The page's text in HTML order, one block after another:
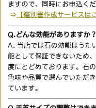
ますので、同時にお申込くだ
⇒ 【鑑別書作成サービスは
Q.どんな効能がありますか？
A. 当店では石の効能はうた
能として保証できないため
度にとどめております。石
色味や品質で選んでいただ
ています。